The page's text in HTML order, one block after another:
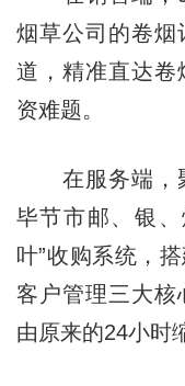
烟草公司的卷烟
道，精准直达卷
资难题。
在服务端，聚
毕节市邮、银
叶”收购系统，
客户管理三大核
由原来的24小时